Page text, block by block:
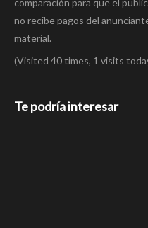
comparación para que el
no recibe pagos del
material.
(Visited 40 times, 1 visits
Te podría interesar